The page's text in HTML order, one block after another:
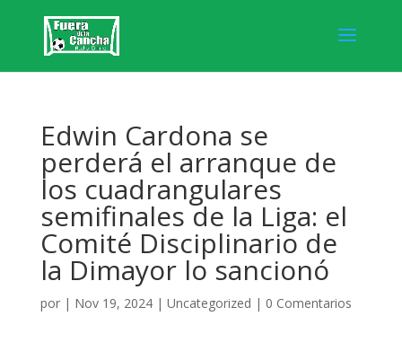
Edwin Cardona se
perderá el arranque de
los cuadrangulares
semifinales de la Liga: el
Comité Disciplinario de
la Dimayor lo sancionó
por | Nov 19, 2024| Uncategorized | 0 Comentarios